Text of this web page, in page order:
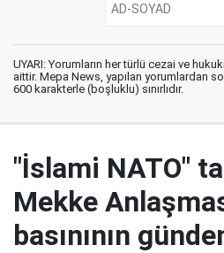
UYARI: Yorumların her türlü cezai ve
aittir. Mepa News, yapılan yorumlardan
600 karakterle (boşluklu) sınırlıdır.
"İslami NATO"
Mekke
basınının